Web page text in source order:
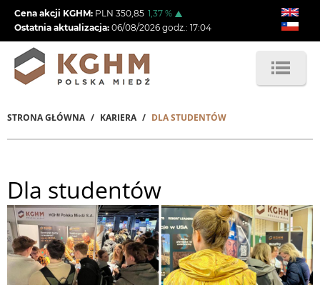
Przejdź
treści
Cena akcji KGHM: PLN 350,85 1,37 %
Ostatnia aktualizacja: 06/08/2026 godz.: 17:04
Ścieżka
STRONA GŁÓWNA KARIERA DLA STUDENTÓW
Dla studentów